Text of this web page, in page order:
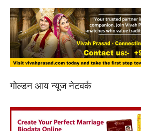
गोल्डन आय न्यूज नेटवर्क